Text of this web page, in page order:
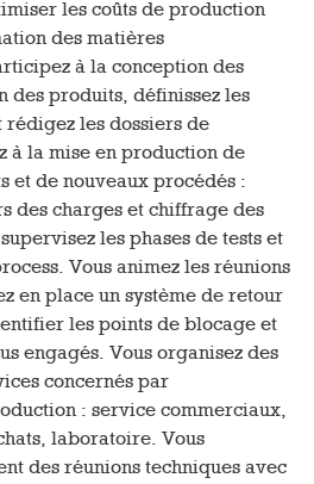
les coûts de production
des matières
à la conception des
des produits, définissez les
les dossiers de
à la mise en production de
et de nouveaux procédés :
des charges et chiffrage des
les phases de tests et
Vous animez les réunions
en place un système de retour
les points de blocage et
engagés. Vous organisez des
concernés par
: service commerciaux,
laboratoire. Vous
des réunions techniques avec